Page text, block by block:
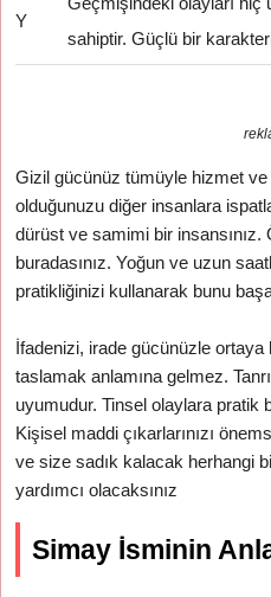
Y
sahiptir. Güçlü bir
Gizil gücünüz tümüyle hizmet
olduğunuzu diğer insanlara
dürüst ve samimi bir
buradasınız. Yoğun ve uzun
pratikliğinizi kullanarak bunu
İfadenizi, irade gücünüzle ortaya
taslamak anlamına gelmez.
uyumudur. Tinsel olaylara pratik
Kişisel maddi çıkarlarınızı
ve size sadık kalacak herhangi
yardımcı olacaksınız
Simay İsminin